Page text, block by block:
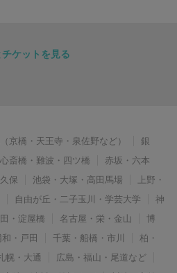
チケットを見る
京橋・天王寺・泉佐野など）
銀
心斎橋・難波・四ツ橋
赤坂・六本
保 池袋・大塚・高田馬場
上野・
自由が丘・二子玉川・学芸大学
神
・淀屋橋 名古屋・栄・金山
博
・戸田 千葉・船橋・市川
柏・
幌・大通
広島・福山・尾道など